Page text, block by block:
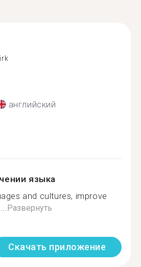
английский
языка
​​and cultures, improve
Развернуть
Скачать приложение